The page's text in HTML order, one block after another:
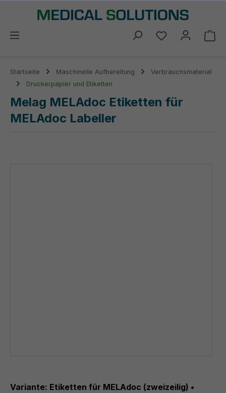
springen
Du hast 0
Startseite Maschinelle Aufbereitung
Verbrauchsmaterial
Druckerpapier und Etiketten
Melag MELAdoc Etiketten für
MELAdoc Labeller
Variante: Etiketten für MELAdoc (zweizeilig) •